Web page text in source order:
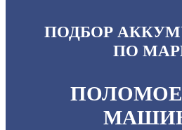
ПОДБОР
ПО